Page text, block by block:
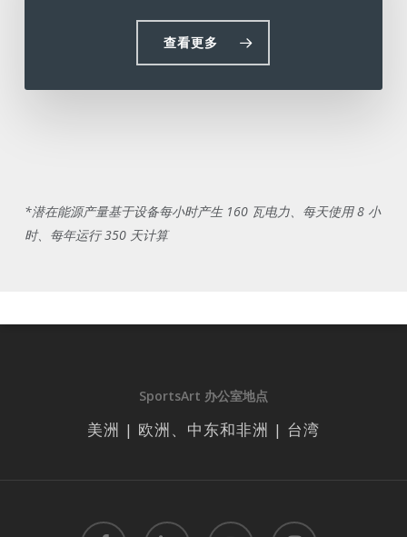
查看更多
*潜在能源产量基于设备每小时产生 160 瓦电力、每天使用 8 小
时、每年运行 350 天计算
SportsArt 办公室地点
美洲 | 欧洲、中东和非洲 | 台湾
facebook linkedin youtube instagram